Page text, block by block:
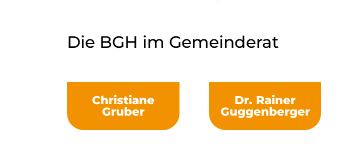
Die BGH im Gemeinderat
Christiane
Gruber
Dr. Rainer
Guggenberger